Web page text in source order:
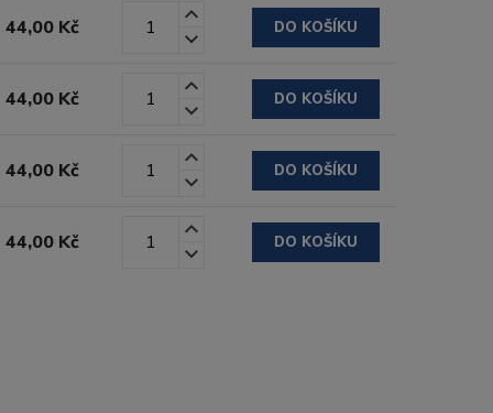
44,00 Kč DO KOŠÍKU
44,00 Kč DO KOŠÍKU
44,00 Kč DO KOŠÍKU
44,00 Kč DO KOŠÍKU